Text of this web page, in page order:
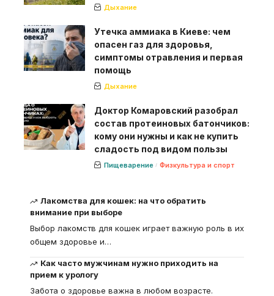
Дыхание
Утечка аммиака в Киеве: чем
опасен газ для здоровья,
симптомы отравления и первая
помощь
Дыхание
Доктор Комаровский разобрал
состав протеиновых батончиков:
кому они нужны и как не купить
сладость под видом пользы
Пищеварение Физкультура и спорт
Лакомства для кошек: на что обратить
внимание при выборе
Выбор лакомств для кошек играет важную роль в их
общем здоровье и…
Как часто мужчинам нужно приходить на
прием к урологу
Забота о здоровье важна в любом возрасте.